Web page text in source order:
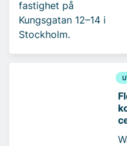
fastighet på
Kungsgatan 12–14 i
Stockholm.